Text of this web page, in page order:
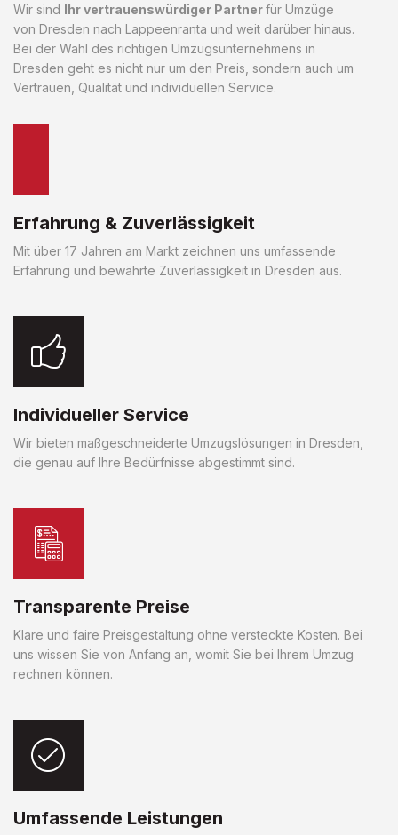
Wir sind Ihr vertrauenswürdiger Partnerfür Umzüge
von Dresden nach Lappeenranta und weit darüber hinaus.
Bei der Wahl des richtigen Umzugsunternehmens in
Dresden geht es nicht nur um den Preis, sondern auch um
Vertrauen, Qualität und individuellen Service.
Erfahrung & Zuverlässigkeit
Mit über 17 Jahren am Markt zeichnen uns umfassende
Erfahrung und bewährte Zuverlässigkeit in Dresden aus.
Individueller Service
Wir bieten maßgeschneiderte Umzugslösungen in Dresden,
die genau auf Ihre Bedürfnisse abgestimmt sind.
Transparente Preise
Klare und faire Preisgestaltung ohne versteckte Kosten. Bei
uns wissen Sie von Anfang an, womit Sie bei Ihrem Umzug
rechnen können.
Umfassende Leistungen